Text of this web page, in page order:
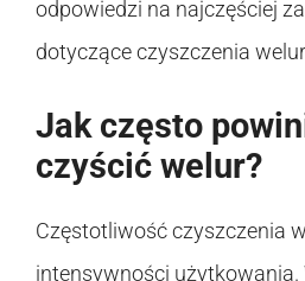
odpowiedzi na najczęściej
dotyczące czyszczenia
Jak często
czyścić welur?
Częstotliwość czyszczenia
intensywności użytkowania.